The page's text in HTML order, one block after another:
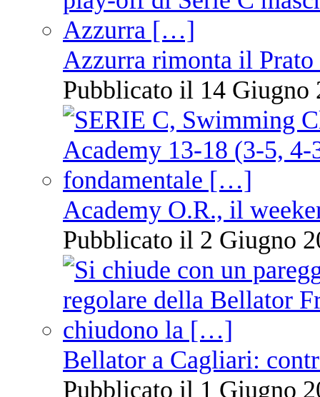
Azzurra rimonta il Prato
Pubblicato il 14 Giugno
Academy O.R., il
Pubblicato il 2 Giugno
Bellator a Cagliari:
Pubblicato il 1 Giugno